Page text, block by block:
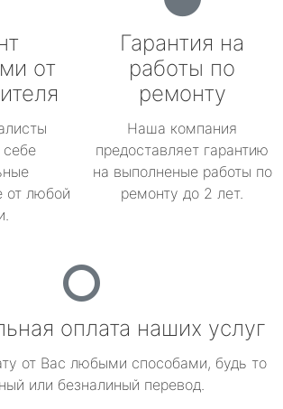
от
от любой
Гарантия на
работы по
ремонту
Наша компания
предоставляет гарантию
на выполненые работы по
ремонту до 2 лет.
оплата наших услуг
от Вас любыми способами, будь то
или безналиный перевод.